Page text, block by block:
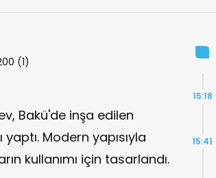
Bakü'de inşa edilen
yaptı. Modern yapısıyla
kullanımı için tasarlandı.
15:18
15:41